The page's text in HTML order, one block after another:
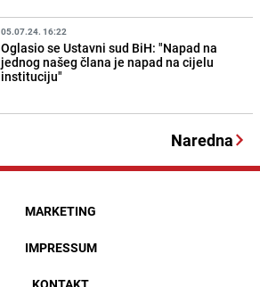
05.07.24. 16:22
Oglasio se Ustavni sud BiH: "Napad na
jednog našeg člana je napad na cijelu
instituciju"
Naredna
MARKETING
IMPRESSUM